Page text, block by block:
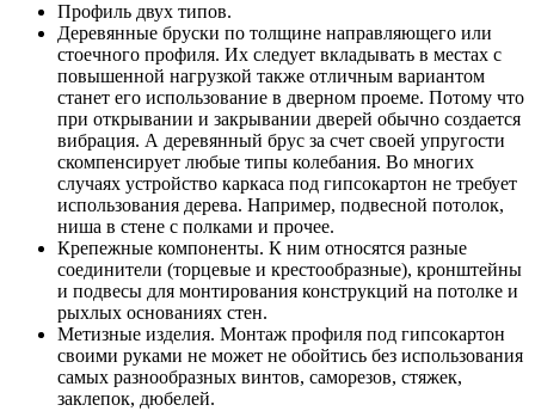
Профиль двух типов.
Деревянные бруски по толщине направляющего или
стоечного профиля. Их следует вкладывать в местах с
повышенной нагрузкой также отличным вариантом
станет его использование в дверном проеме. Потому что
при открывании и закрывании дверей обычно создается
вибрация. А деревянный брус за счет своей упругости
скомпенсирует любые типы колебания. Во многих
случаях устройство каркаса под гипсокартон не требует
использования дерева. Например, подвесной потолок,
ниша в стене с полками и прочее.
Крепежные компоненты. К ним относятся разные
соединители (торцевые и крестообразные), кронштейны
и подвесы для монтирования конструкций на потолке и
рыхлых основаниях стен.
Метизные изделия. Монтаж профиля под гипсокартон
своими руками не может не обойтись без использования
самых разнообразных винтов, саморезов, стяжек,
заклепок, дюбелей.